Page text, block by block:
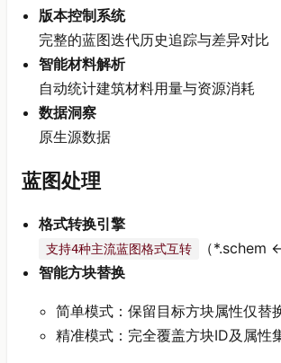
版本控制系统
完整的蓝图迭代历史追踪与差异对比
智能材料解析
自动统计建筑材料用量与资源消耗
数据洞察
原生源数据
蓝图处理
格式转换引擎
支持4种主流蓝图格式互转
（
智能方块替换
简单模式：保留目标方块属性仅替
精准模式：完全覆盖方块ID及属性